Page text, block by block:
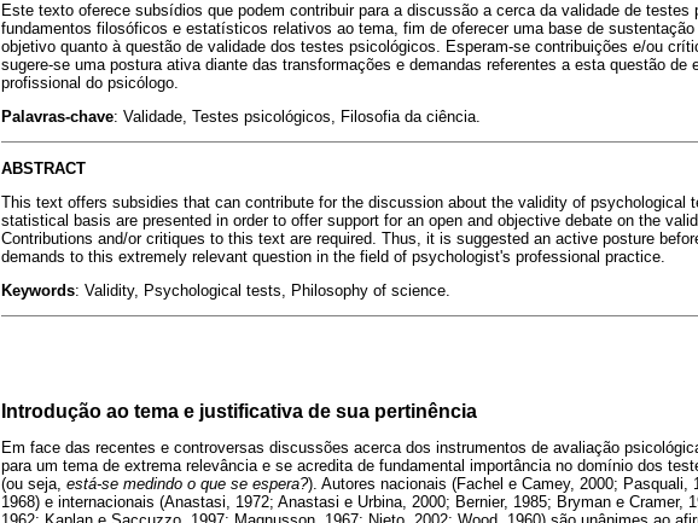
Este texto oferece subsídios que podem contribuir para a discussão a cerca da validade de testes
fundamentos filosóficos e estatísticos relativos ao tema, fim de oferecer uma base de sustentação
objetivo quanto à questão de validade dos testes psicológicos. Esperam-se contribuições e/ou
sugere-se uma postura ativa diante das transformações e demandas referentes a esta questão de
profissional do psicólogo.
Palavras-chave: Validade, Testes psicológicos, Filosofia da ciência.
ABSTRACT
This text offers subsidies that can contribute for the discussion about the validity of psychological
statistical basis are presented in order to offer support for an open and objective debate on the
Contributions and/or critiques to this text are required. Thus, it is suggested an active posture
demands to this extremely relevant question in the field of psychologist's professional practice.
Keywords: Validity, Psychological tests, Philosophy of science.
Introdução ao tema e justificativa de sua pertinência
Em face das recentes e controversas discussões acerca dos instrumentos de avaliação
para um tema de extrema relevância e se acredita de fundamental importância no domínio dos
(ou seja, está-se medindo o que se espera?). Autores nacionais (Fachel e Camey, 2000; Pasquali,
1968) e internacionais (Anastasi, 1972; Anastasi e Urbina, 2000; Bernier, 1985; Bryman e Cramer,